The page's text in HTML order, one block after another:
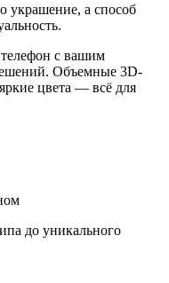
украшение, а способ
с вашим
Объемные 3D-
цвета — всё для
до уникального